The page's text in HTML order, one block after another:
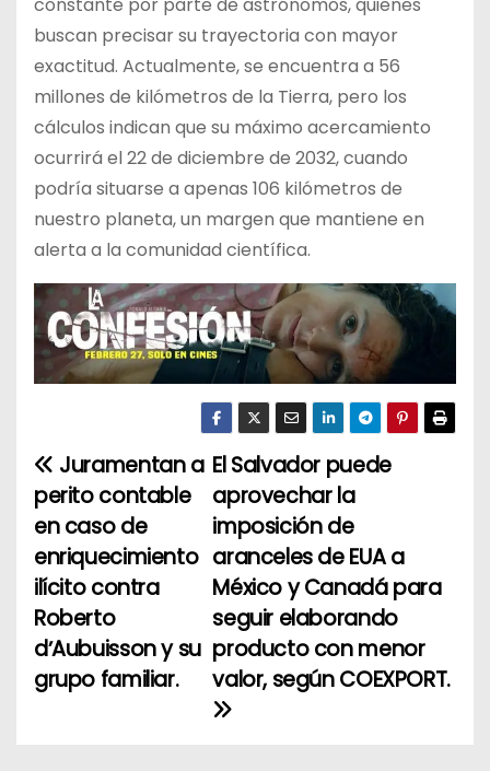
buscan precisar su trayectoria con mayor
exactitud. Actualmente, se encuentra a 56
millones de kilómetros de la Tierra, pero los
cálculos indican que su máximo acercamiento
ocurrirá el 22 de diciembre de 2032, cuando
podría situarse a apenas 106 kilómetros de
nuestro planeta, un margen que mantiene en
alerta a la comunidad científica.
N
a
v
e
g
a
El Salvador puede
aprovechar la
imposición de
aranceles de EUA a
México y Canadá para
seguir elaborando
producto con menor
valor, según COEXPORT.
Juramentan a
perito contable
en caso de
enriquecimiento
ilícito contra
Roberto
dʼAubuisson y su
grupo familiar.